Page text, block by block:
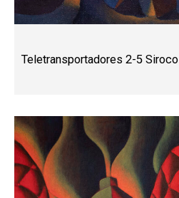
Teletransportadores 2-5 Siroco